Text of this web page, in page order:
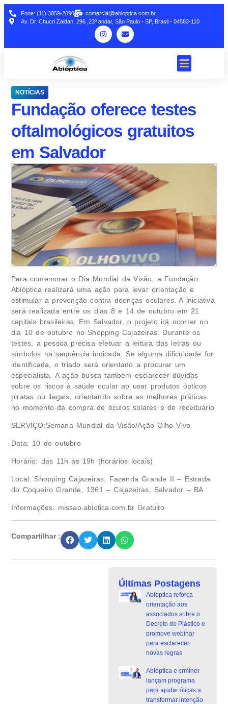
Fone: (11) 3059-2090
comercial@abioptica.com.br
Av. Dr. Chucri Zaidan, 296 ,23º andar, São Paulo - SP, Brasil - 04583-110
NOTÍCIAS
Fundação oferece testes
oftalmológicos gratuitos
em Salvador
Para comemorar o Dia Mundial da Visão, a Fundação
Abióptica realizará uma ação para levar orientação e
estimular a prevenção contra doenças oculares. A iniciativa
será realizada entre os dias 8 e 14 de outubro em 21
capitais brasileiras. Em Salvador, o projeto irá ocorrer no
dia 10 de outubro no Shopping Cajazeiras. Durante os
testes, a pessoa precisa efetuar a leitura das letras ou
símbolos na sequência indicada. Se alguma dificuldade for
identificada, o triado será orientado a procurar um
especialista. A ação busca também esclarecer dúvidas
sobre os riscos à saúde ocular ao usar produtos ópticos
piratas ou ilegais, orientando sobre as melhores práticas
no momento da compra de óculos solares e de receituário
SERVIÇO:Semana Mundial da Visão/Ação Olho Vivo
Data: 10 de outubro
Horário: das 11h às 19h (horários locais)
Local: Shopping Cajazeiras, Fazenda Grande II – Estrada
do Coqueiro Grande, 1361 – Cajazeiras, Salvador – BA
Informações: missao.abiotica.com.br Gratuito
Compartilhar :
Últimas Postagens
Abióptica reforça
orientação aos
associados sobre o
Decreto do Plástico e
promove webinar
para esclarecer
novas regras
Abióptica e crminer
lançam programa
para ajudar óticas a
transformar intenção